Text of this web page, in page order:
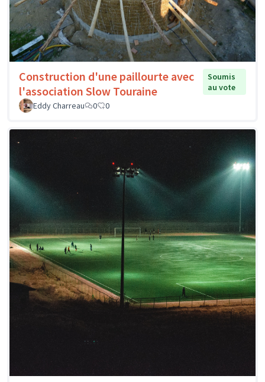
Construction d'une paillourte avec
l'association Slow Touraine
Soumis
au vote
Eddy Charreau
0 0